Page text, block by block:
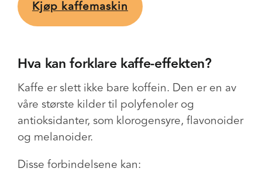
Kjøp kaffemaskin
Hva kan forklare kaffe-effekten?
Kaffe er slett ikke bare koffein. Den er en av
våre største kilder til polyfenoler og
antioksidanter, som klorogensyre, flavonoider
og melanoider.
Disse forbindelsene kan: